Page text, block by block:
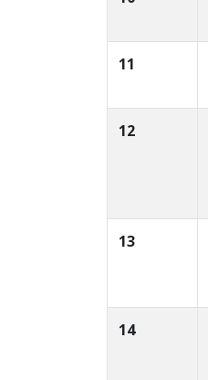
11
12
13
14